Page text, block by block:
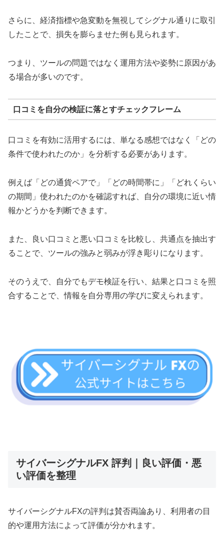
さらに、経済指標や急変動を無視してシグナル通りに取引
したことで、損失を膨らませた例も見られます。
つまり、ツールの問題ではなく運用方法や姿勢に原因があ
る場合が多いのです。
口コミを自分の検証に落とすチェックフレーム
口コミを有効に活用するには、単なる感想ではなく「どの
条件で使われたのか」を分析する必要があります。
例えば「どの通貨ペアで」「どの時間帯に」「どれくらい
の期間」使われたのかを確認すれば、自分の環境に近い情
報かどうかを判断できます。
また、良い口コミと悪い口コミを比較し、共通点を抽出す
ることで、ツールの強みと弱みが浮き彫りになります。
そのうえで、自分でもデモ検証を行い、結果と口コミを照
合することで、情報を自分専用の学びに変えられます。
サイバーシグナルFX 評判｜良い評価・悪
い評価を整理
サイバーシグナルFXの評判は賛否両論あり、利用者の目
的や運用方法によって評価が分かれます。